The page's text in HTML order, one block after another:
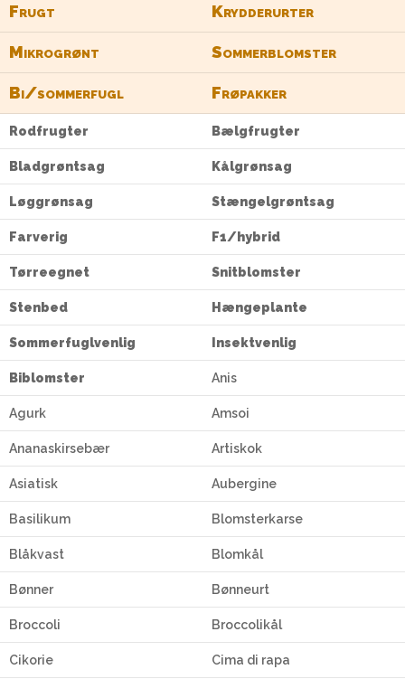
Frugt Krydderurter
Mikrogrønt Sommerblomster
Bi/sommerfugl Frøpakker
Rodfrugter Bælgfrugter
Bladgrøntsag Kålgrønsag
Løggrønsag Stængelgrøntsag
Farverig F1/hybrid
Tørreegnet Snitblomster
Stenbed Hængeplante
Sommerfuglvenlig Insektvenlig
Biblomster Anis
Agurk Amsoi
Ananaskirsebær Artiskok
Asiatisk Aubergine
Basilikum Blomsterkarse
Blåkvast Blomkål
Bønner Bønneurt
Broccoli Broccolikål
Cikorie Cima di rapa